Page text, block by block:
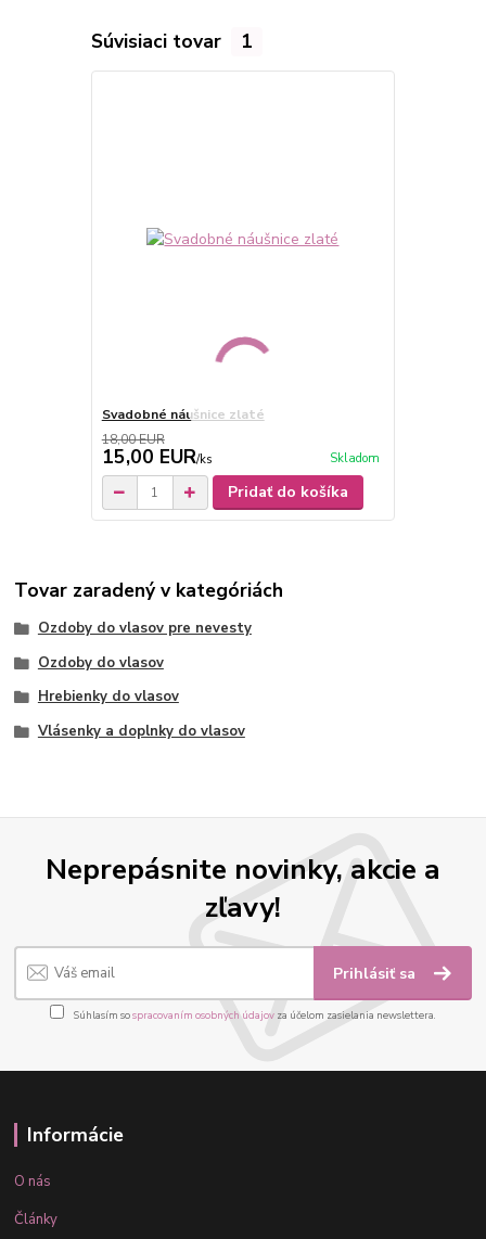
Súvisiaci tovar 1
Svadobné náušnice zlaté
18,00 EUR
15,00 EUR/ks Skladom
Pridať do košíka
Tovar zaradený v kategóriách
Ozdoby do vlasov pre nevesty
Ozdoby do vlasov
Hrebienky do vlasov
Vlásenky a doplnky do vlasov
Neprepásnite novinky, akcie a
zľavy!
Prihlásiť sa
Súhlasím sospracovaním osobných údajov za účelom zasielania newslettera.
Informácie
O nás
Články